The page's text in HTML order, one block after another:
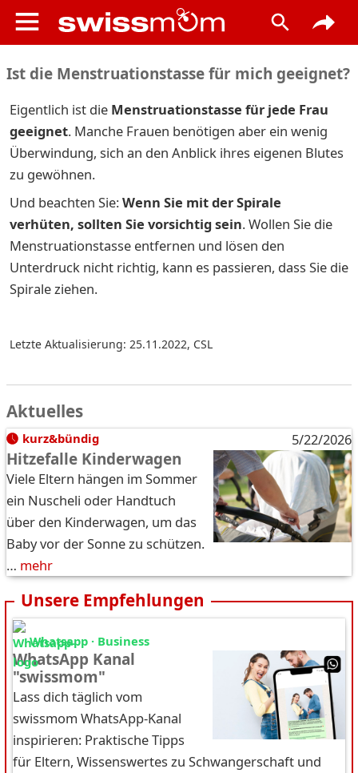
Ist die Menstruationstasse für mich geeignet?
Eigentlich ist die Menstruationstasse für jede Frau
geeignet. Manche Frau­en be­nö­ti­gen aber ein we­nig
Über­win­dung, sich an den An­blick ih­res ei­ge­nen Blu­tes
zu ge­wöh­nen.
Und beachten Sie:Wenn Sie mit der Spirale
verhüten, sollten Sie vorsichtig sein. Wollen Sie die
Menstruationstasse entfernen und lösen den
Unterdruck nicht richtig, kann es passieren, dass Sie die
Spirale ziehen.
Letzte Aktualisierung: 25.11.2022, CSL
Aktuelles
kurz&bündig 5/22/2026
Hitzefalle Kinderwagen
Viele Eltern hängen im Sommer
ein Nuscheli oder Handtuch
über den Kinderwagen, um das
Baby vor der Sonne zu schützen.
… mehr
Unsere Empfehlungen
Whatsapp · Business
WhatsApp Kanal
"swissmom"
Lass dich täglich vom
swissmom WhatsApp-Kanal
inspirieren: Praktische Tipps
für Eltern, Wissenswertes zu Schwangerschaft und